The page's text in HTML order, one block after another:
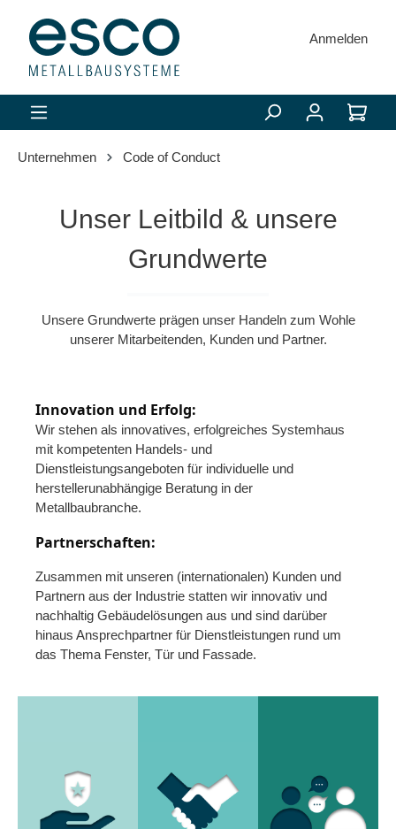
springen
Anmelden
Unternehmen Code of Conduct
Unser Leitbild & unsere
Grundwerte
Unsere Grundwerte prägen unser Handeln zum Wohle
unserer Mitarbeitenden, Kunden und Partner.
Innovation und Erfolg:
Wir stehen als innovatives, erfolgreiches Systemhaus
mit kompetenten Handels- und
Dienstleistungsangeboten für individuelle und
herstellerunabhängige Beratung in der
Metallbaubranche.
Partnerschaften:
Zusammen mit unseren (internationalen) Kunden und
Partnern aus der Industrie statten wir innovativ und
nachhaltig Gebäudelösungen aus und sind darüber
hinaus Ansprechpartner für Dienstleistungen rund um
das Thema Fenster, Tür und Fassade.